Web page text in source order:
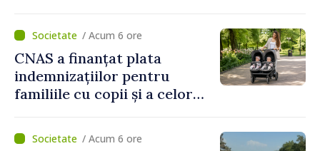
despre parcursul european
al Republicii Moldova.
/ Acum 6 ore
CNAS a finanțat plata
indemnizațiilor pentru
familiile cu copii și a celor
temporară de muncă
/ Acum 6 ore